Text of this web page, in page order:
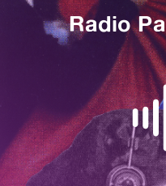
Radio